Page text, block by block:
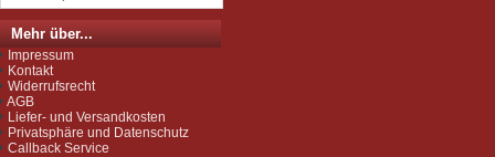
unterliegen der Kontrolle nach
der sog. Novel-Food-VO.
Seit Juli 2012 sind wir für das
Argan Speiseöl BIO-zertifiziert
gemäß EG-Öko-Verordnung
durch DE-ÖKO-037 (Marokko
Landwirtschaft)
Mehr über...
Impressum
Kontakt
Widerrufsrecht
AGB
Liefer- und Versandkosten
Privatsphäre und Datenschutz
Callback Service